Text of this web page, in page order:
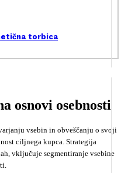
torbica
osnovi osebnosti
vsebin in obveščanju o svoji
ciljnega kupca. Strategija
vključuje segmentiranje vsebine